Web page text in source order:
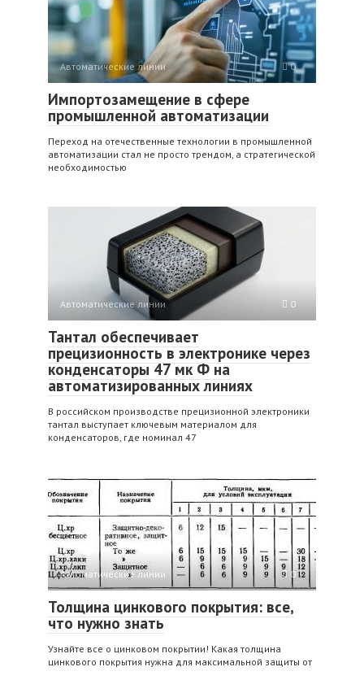
Автоматические линии 0
Импортозамещение в сфере
промышленной автоматизации
Переход на отечественные технологии в промышленной
автоматизации стал не просто трендом, а стратегической
необходимостью
Автоматические линии 0
Тантал обеспечивает
прецизионность в электронике через
конденсаторы 47 мк Ф на
автоматизированных линиях
В российском производстве прецизионной электроники
тантал выступает ключевым материалом для
конденсаторов, где номинал 47
Автоматические линии 0
Толщина цинкового покрытия: все,
что нужно знать
Узнайте все о цинковом покрытии! Какая толщина
цинкового покрытия нужна для максимальной защиты от